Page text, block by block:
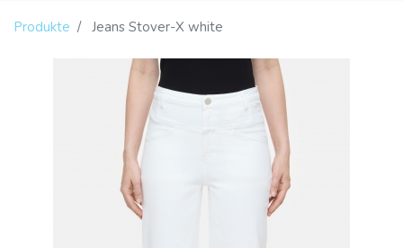
Produkte Jeans Stover-X white